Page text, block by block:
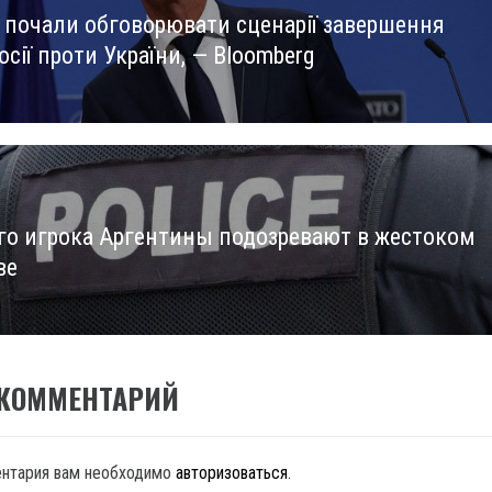
обговорювати сценарії завершення
проти України, — Bloomberg
игрока Аргентины подозревают в жестоком
вам необходимо авторизоваться.